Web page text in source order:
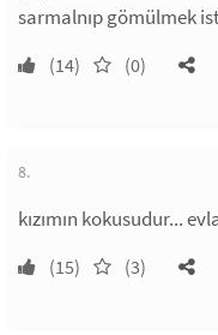
sarmalnıp gömülmek
(14) (0)
8.
kızımın kokusudur...
(15) (3)